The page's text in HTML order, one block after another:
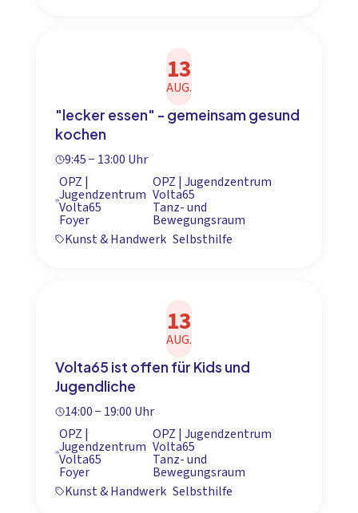
13
AUG.
"lecker essen" - gemeinsam gesund
kochen
9:45 − 13:00 Uhr
OPZ |
Jugendzentrum
Volta65
Foyer
OPZ | Jugendzentrum
Volta65
Tanz- und
Bewegungsraum
Kunst & Handwerk Selbsthilfe
13
AUG.
Volta65 ist offen für Kids und
Jugendliche
14:00 − 19:00 Uhr
OPZ |
Jugendzentrum
Volta65
Foyer
OPZ | Jugendzentrum
Volta65
Tanz- und
Bewegungsraum
Kunst & Handwerk Selbsthilfe